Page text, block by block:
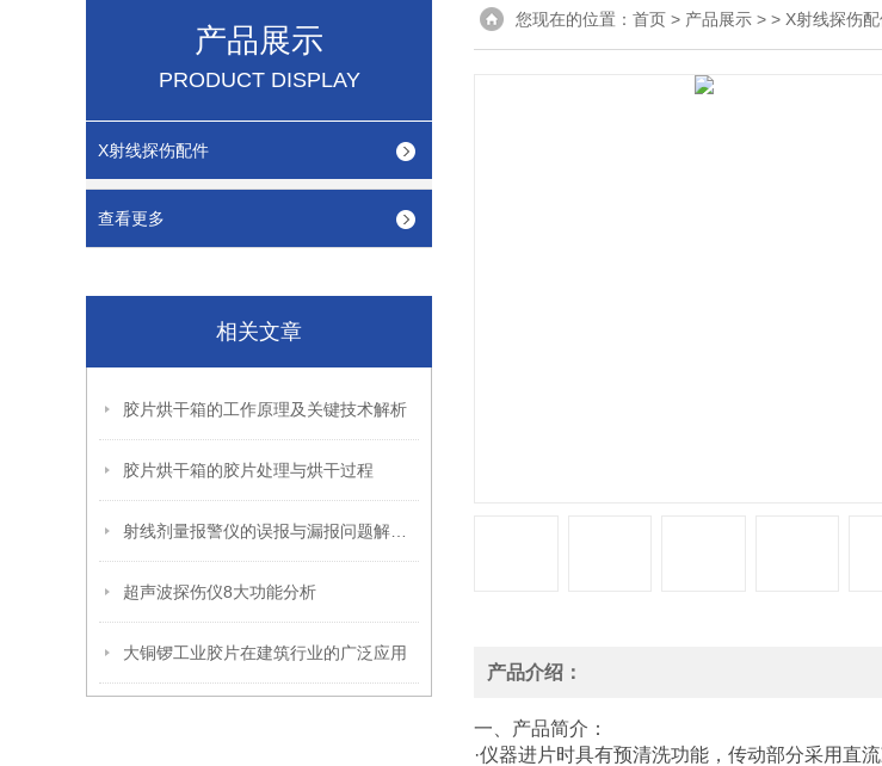
产品展示
PRODUCT DISPLAY
X射线探伤配件
查看更多
相关文章
胶片烘干箱的工作原理及关键技术解析
胶片烘干箱的胶片处理与烘干过程
超声波探伤仪8大功能分析
大铜锣工业胶片在建筑行业的广泛应用
您现在的位置： 首页 > 产品展示 > > X射线探伤
产品介绍：
一、产品简介：
·仪器进片时具有预清洗功能，传动部分采用直流